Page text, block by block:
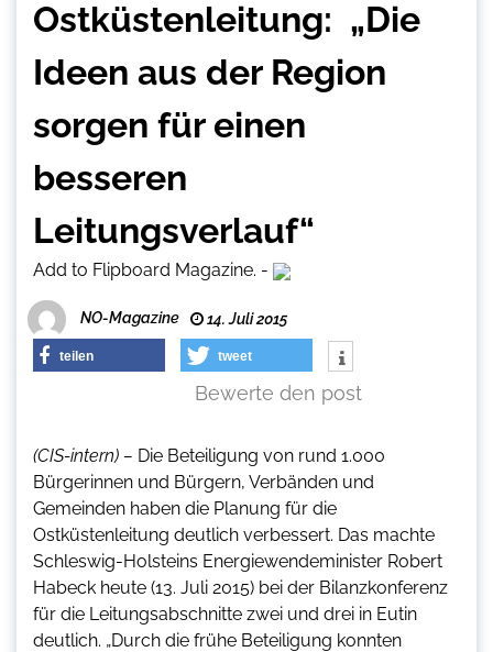
Ostküstenleitung: „Die
Ideen aus der Region
sorgen für einen
besseren
Leitungsverlauf“
Add to Flipboard Magazine. -
NO-Magazine 14. Juli 2015
teilen tweet
Bewerte den post
(CIS-intern) – Die Beteiligung von rund 1.000
Bürgerinnen und Bürgern, Verbänden und
Gemeinden haben die Planung für die
Ostküstenleitung deutlich verbessert. Das machte
Schleswig-Holsteins Energiewendeminister Robert
Habeck heute (13. Juli 2015) bei der Bilanzkonferenz
für die Leitungsabschnitte zwei und drei in Eutin
deutlich. „Durch die frühe Beteiligung konnten